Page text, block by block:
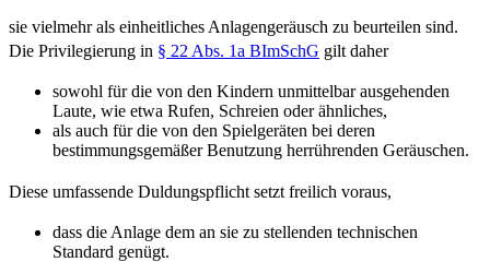
sie vielmehr als einheitliches Anlagengeräusch zu beurteilen sind.
Die Privilegierung in § 22 Abs. 1a BImSchG gilt daher
sowohl für die von den Kindern unmittelbar ausgehenden
Laute, wie etwa Rufen, Schreien oder ähnliches,
als auch für die von den Spielgeräten bei deren
bestimmungsgemäßer Benutzung herrührenden Geräuschen.
Diese umfassende Duldungspflicht setzt freilich voraus,
dass die Anlage dem an sie zu stellenden technischen
Standard genügt.